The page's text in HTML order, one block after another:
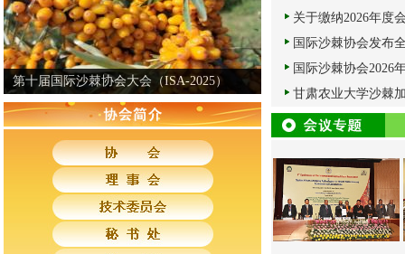
第十届国际沙棘协会大会（ISA-2025）
关于缴纳2026年度
国际沙棘协会发布
国际沙棘协会2026
甘肃农业大学沙棘加工团队在国